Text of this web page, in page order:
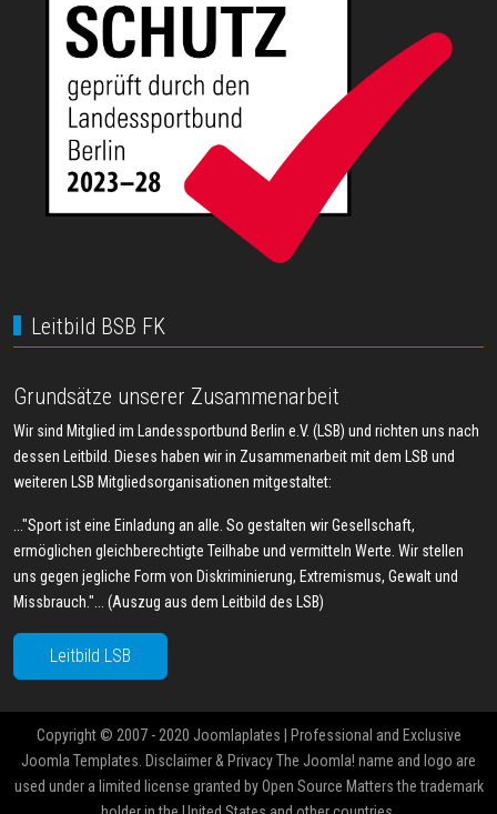
Leitbild BSB FK
Grundsätze unserer Zusammenarbeit
Wir sind Mitglied im Landessportbund Berlin e.V. (LSB) und richten uns nach
dessen Leitbild. Dieses haben wir in Zusammenarbeit mit dem LSB und
weiteren LSB Mitgliedsorganisationen mitgestaltet:
..."Sport ist eine Einladung an alle. So gestalten wir Gesellschaft,
ermöglichen gleichberechtigte Teilhabe und vermitteln Werte. Wir stellen
uns gegen jegliche Form von Diskriminierung, Extremismus, Gewalt und
Missbrauch."... (Auszug aus dem Leitbild des LSB)
Leitbild LSB
Copyright © 2007 - 2020 Joomlaplates | Professional and Exclusive
Joomla Templates. Disclaimer & Privacy The Joomla! name and logo are
used under a limited license granted by Open Source Matters the trademark